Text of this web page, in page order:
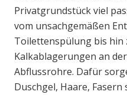
Privatgrundstück viel
vom unsachgemäßen
Toilettenspülung bis hin
Kalkablagerungen an
Abflussrohre. Dafür
Duschgel, Haare,